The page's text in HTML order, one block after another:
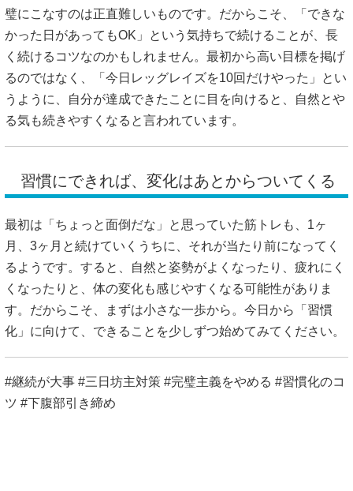
璧にこなすのは正直難しいものです。だからこそ、「できな
かった日があってもOK」という気持ちで続けることが、長
く続けるコツなのかもしれません。最初から高い目標を掲げ
るのではなく、「今日レッグレイズを10回だけやった」とい
うように、自分が達成できたことに目を向けると、自然とや
る気も続きやすくなると言われています。
習慣にできれば、変化はあとからついてくる
最初は「ちょっと面倒だな」と思っていた筋トレも、1ヶ
月、3ヶ月と続けていくうちに、それが当たり前になってく
るようです。すると、自然と姿勢がよくなったり、疲れにく
くなったりと、体の変化も感じやすくなる可能性がありま
す。だからこそ、まずは小さな一歩から。今日から「習慣
化」に向けて、できることを少しずつ始めてみてください。
#継続が大事 #三日坊主対策 #完璧主義をやめる #習慣化のコ
ツ #下腹部引き締め